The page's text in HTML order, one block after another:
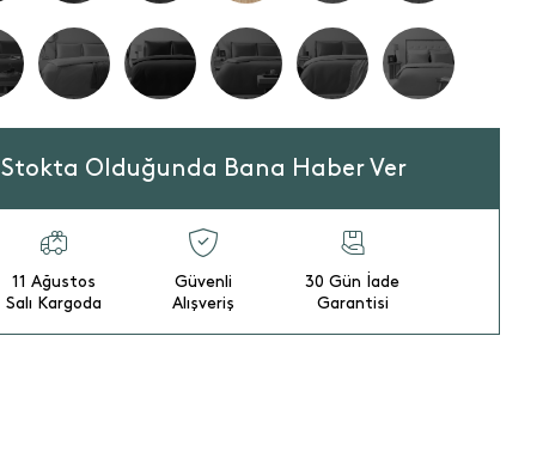
Stokta Olduğunda Bana Haber Ver
11 Ağustos
Salı Kargoda
Güvenli
Alışveriş
30 Gün İade
Garantisi